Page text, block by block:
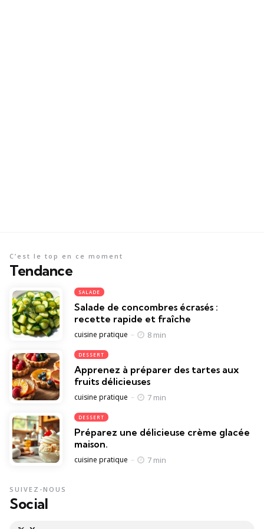
Tendance
C’est le top en ce moment
SALADE
Salade de concombres écrasés :
recette rapide et fraîche
Posted
cuisine pratique 8 min
DESSERT
Apprenez à préparer des tartes aux
fruits délicieuses
Posted
cuisine pratique 7 min
DESSERT
Préparez une délicieuse crème glacée
maison.
Posted
cuisine pratique 7 min
Social
SUIVEZ-NOUS